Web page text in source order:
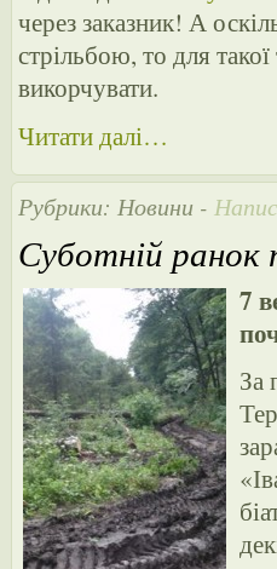
через заказник! А
стрільбою, то для
викорчувати.
Читати далі…
Рубрики: Новини -
Суботній ранок
7
За